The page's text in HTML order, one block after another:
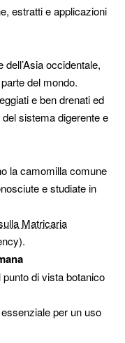
estratti e applicazioni
dell’Asia occidentale,
del mondo.
e ben drenati ed
sistema digerente e
la camomilla comune
e studiate in
Matricaria
di vista botanico
per un uso